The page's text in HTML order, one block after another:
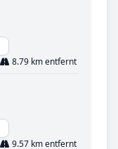
8.79 km entfernt
9.57 km entfernt